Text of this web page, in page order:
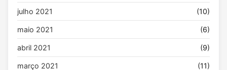
julho 2021 (10)
maio 2021 (6)
abril 2021 (9)
março 2021 (11)